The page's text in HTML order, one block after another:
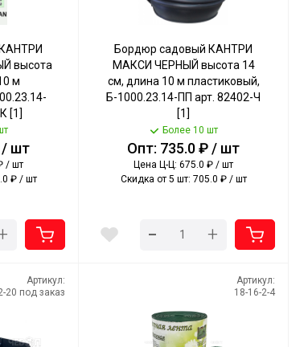
высота
м
[1]
/ шт
/ шт
₽ / шт
Бордюр садовый КАНТРИ
МАКСИ ЧЕРНЫЙ высота 14
см, длина 10 м пластиковый,
Б-1000.23.14-ПП арт. 82402-Ч
[1]
Более 10 шт
Опт: 735.0 ₽ / шт
Цена Ц-Ц: 675.0 ₽ / шт
Скидка от 5 шт: 705.0 ₽ / шт
- +
Артикул:
20 под заказ
Артикул:
18-16-2-4